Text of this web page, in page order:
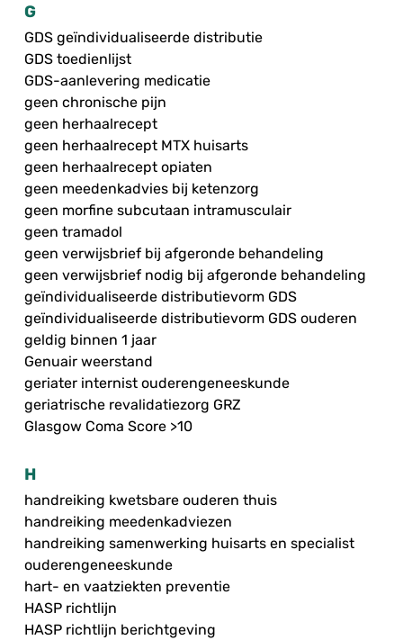
G
GDS geïndividualiseerde distributie
GDS toedienlijst
GDS-aanlevering medicatie
geen chronische pijn
geen herhaalrecept
geen herhaalrecept MTX huisarts
geen herhaalrecept opiaten
geen meedenkadvies bij ketenzorg
geen morfine subcutaan intramusculair
geen tramadol
geen verwijsbrief bij afgeronde behandeling
geen verwijsbrief nodig bij afgeronde behandeling
geïndividualiseerde distributievorm GDS
geïndividualiseerde distributievorm GDS ouderen
geldig binnen 1 jaar
Genuair weerstand
geriater internist ouderengeneeskunde
geriatrische revalidatiezorg GRZ
Glasgow Coma Score >10
H
handreiking kwetsbare ouderen thuis
handreiking meedenkadviezen
handreiking samenwerking huisarts en specialist
ouderengeneeskunde
hart- en vaatziekten preventie
HASP richtlijn
HASP richtlijn berichtgeving